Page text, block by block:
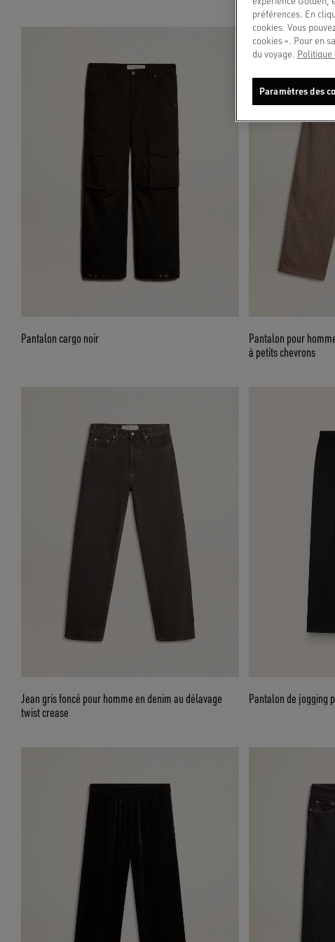
Pantalon cargo noir
Pantalon pour
à petits chevrons
Jean gris foncé pour homme en denim au délavage
twist crease
Pantalon de jogging
préférences. En
cookies. Vous
cookies ». Pour en
du voyage. Politique
Paramètres des